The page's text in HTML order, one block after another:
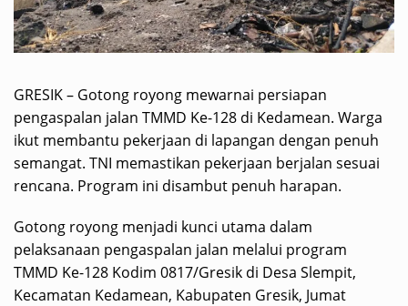
GRESIK – Gotong royong mewarnai persiapan
pengaspalan jalan TMMD Ke-128 di Kedamean. Warga
ikut membantu pekerjaan di lapangan dengan penuh
semangat. TNI memastikan pekerjaan berjalan sesuai
rencana. Program ini disambut penuh harapan.
Gotong royong menjadi kunci utama dalam
pelaksanaan pengaspalan jalan melalui program
TMMD Ke-128 Kodim 0817/Gresik di Desa Slempit,
Kecamatan Kedamean, Kabupaten Gresik, Jumat